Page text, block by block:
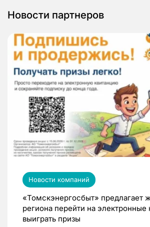
Новости партнеров
Новости компаний
«Томскэнергосбыт» предлагает
региона перейти на электронные
выиграть призы